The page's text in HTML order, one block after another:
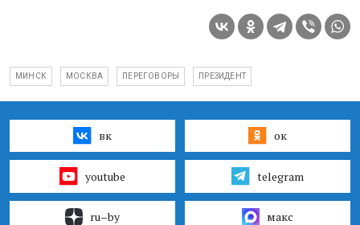
МИНСК МОСКВА ПЕРЕГОВОРЫ ПРЕЗИДЕНТ
вк ок
youtube telegram
ru–by макс